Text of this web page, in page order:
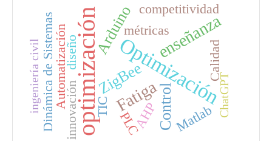
optimización Optimización
Fatiga
enseñanza
Arduino
ZigBee
Control
métricas
TIC
innovación
Automatización
PLC
Dinámica de Sistemas AHP Matlab
diseño
competitividad
Calidad
ChatGPT
ingeniería civil